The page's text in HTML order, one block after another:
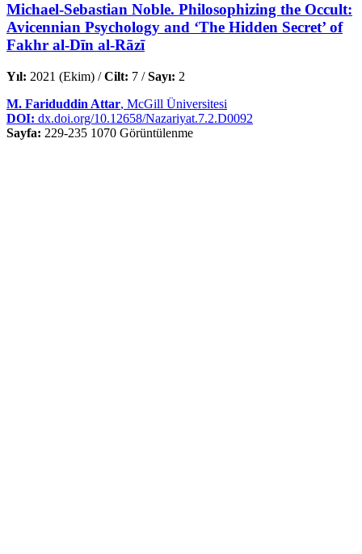
Michael-Sebastian Noble. Philosophizing the Occult:
Avicennian Psychology and ‘The Hidden Secret’ of
Fakhr al-Dīn al-Rāzī
Yıl: 2021 (Ekim) /Cilt: 7 /Sayı: 2
M. Fariduddin Attar, McGill Üniversitesi
DOI: dx.doi.org/10.12658/Nazariyat.7.2.D0092
Sayfa: 229-235 1070 Görüntülenme